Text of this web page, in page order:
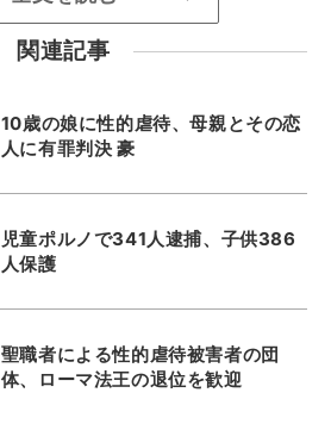
関連記事
10歳の娘に性的虐待、母親とその恋
人に有罪判決 豪
児童ポルノで341人逮捕、子供386
人保護
聖職者による性的虐待被害者の団
体、ローマ法王の退位を歓迎